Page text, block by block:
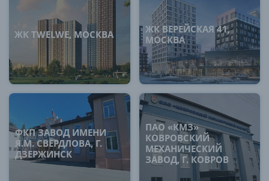
ЖК TWELWE, МОСКВА
ЖК ВЕРЕЙСКАЯ 41,
МОСКВА
ФКП ЗАВОД ИМЕНИ
Я.М. СВЕРДЛОВА, Г.
ДЗЕРЖИНСК
ПАО «КМЗ»
КОВРОВСКИЙ
МЕХАНИЧЕСКИЙ
ЗАВОД, Г. КОВРОВ